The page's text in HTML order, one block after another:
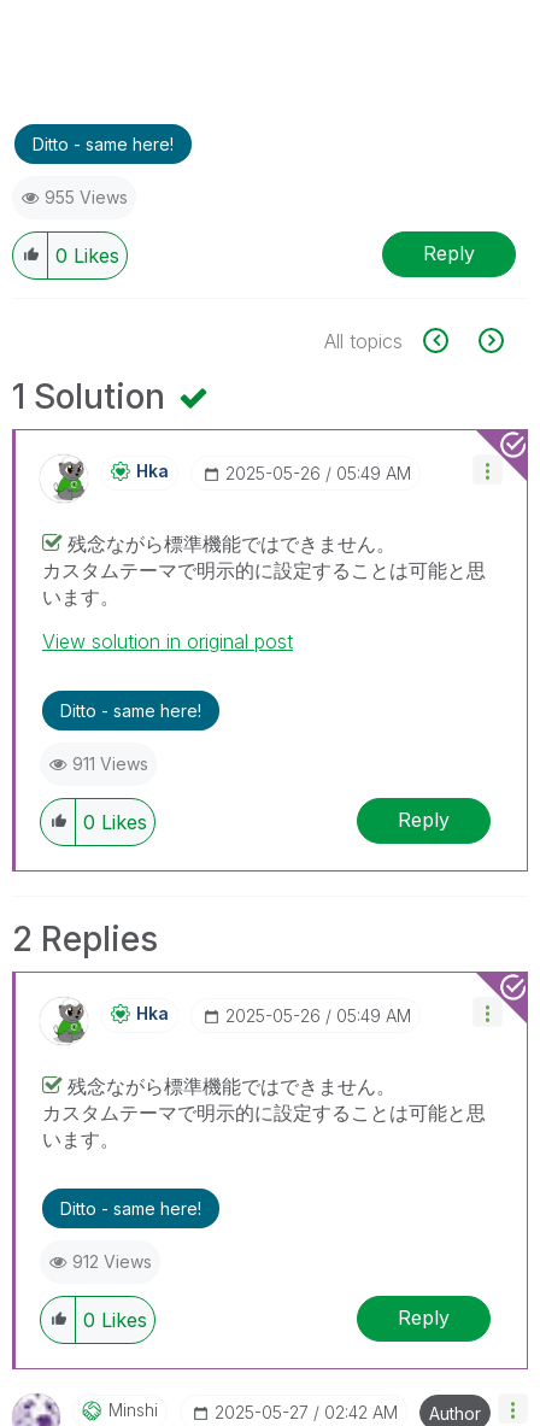
Ditto - same here!
955 Views
0 Likes Reply
All topics
1 Solution
Hka ‎2025-05-26 05:49 AM
残念ながら標準機能ではできません。
カスタムテーマで明示的に設定することは可能と思
います。
View solution in original post
Ditto - same here!
911 Views
0 Likes Reply
2 Replies
Hka ‎2025-05-26 05:49 AM
残念ながら標準機能ではできません。
カスタムテーマで明示的に設定することは可能と思
います。
Ditto - same here!
912 Views
0 Likes Reply
Minshi ‎2025-05-27 02:42 AM Author